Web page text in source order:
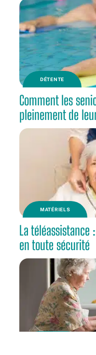
DÉTENTE
Comment les
pleinement de
MATÉRIELS
La
en toute sécurité